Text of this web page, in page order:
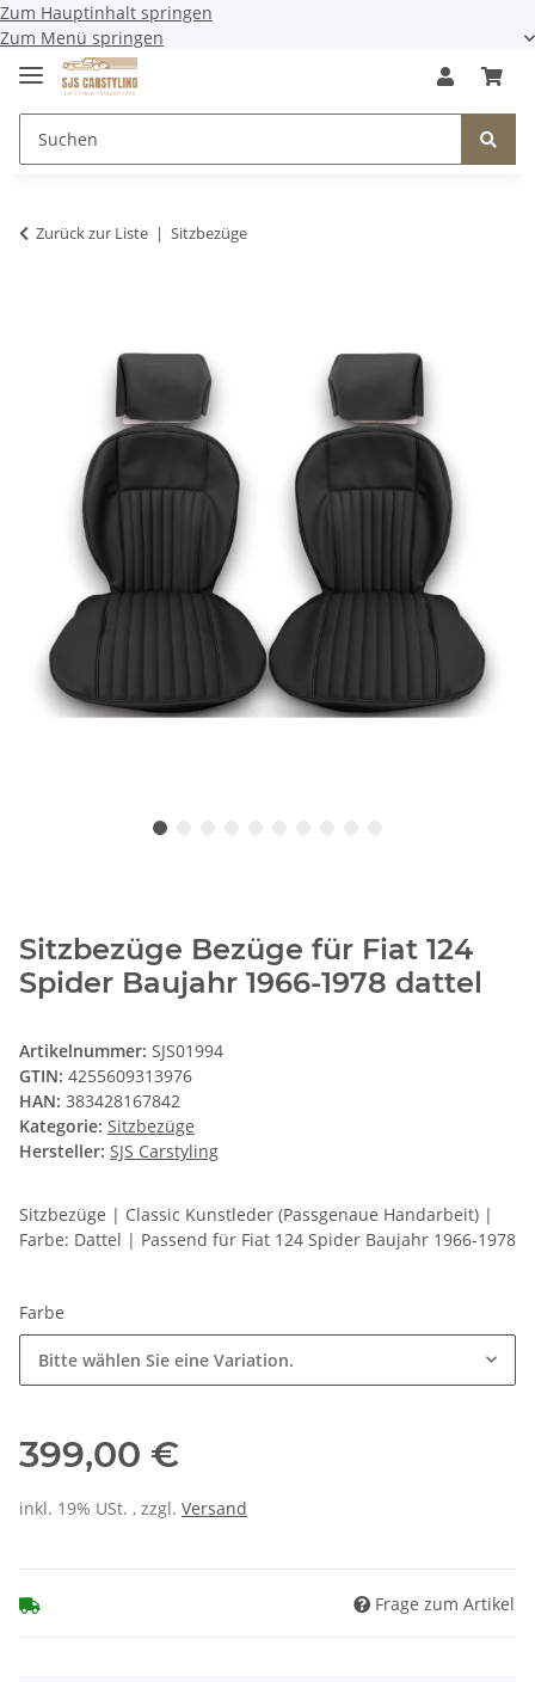
Zum Hauptinhalt springen
Zum Menü springen
Zurück zur Liste Sitzbezüge
Sitzbezüge Bezüge für Fiat 124
Spider Baujahr 1966-1978 dattel
Artikelnummer: SJS01994
GTIN: 4255609313976
HAN: 383428167842
Kategorie: Sitzbezüge
Hersteller: SJS Carstyling
Sitzbezüge | Classic Kunstleder (Passgenaue Handarbeit) |
Farbe: Dattel | Passend für Fiat 124 Spider Baujahr 1966-1978
Farbe
Bitte wählen Sie eine Variation.
399,00 €
inkl. 19% USt. , zzgl. Versand
Frage zum Artikel